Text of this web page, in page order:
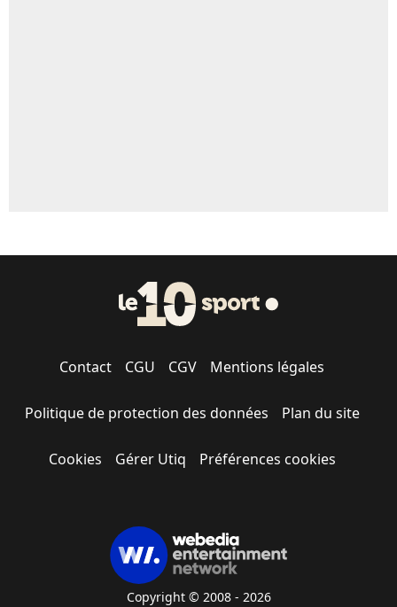
Contact CGU CGV Mentions légales
Politique de protection des données Plan du site
Cookies Gérer Utiq Préférences cookies
Copyright © 2008 - 2026